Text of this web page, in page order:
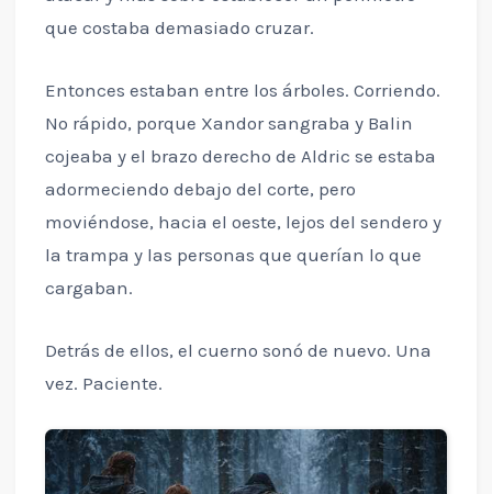
que costaba demasiado cruzar.
Entonces estaban entre los árboles. Corriendo.
No rápido, porque Xandor sangraba y Balin
cojeaba y el brazo derecho de Aldric se estaba
adormeciendo debajo del corte, pero
moviéndose, hacia el oeste, lejos del sendero y
la trampa y las personas que querían lo que
cargaban.
Detrás de ellos, el cuerno sonó de nuevo. Una
vez. Paciente.